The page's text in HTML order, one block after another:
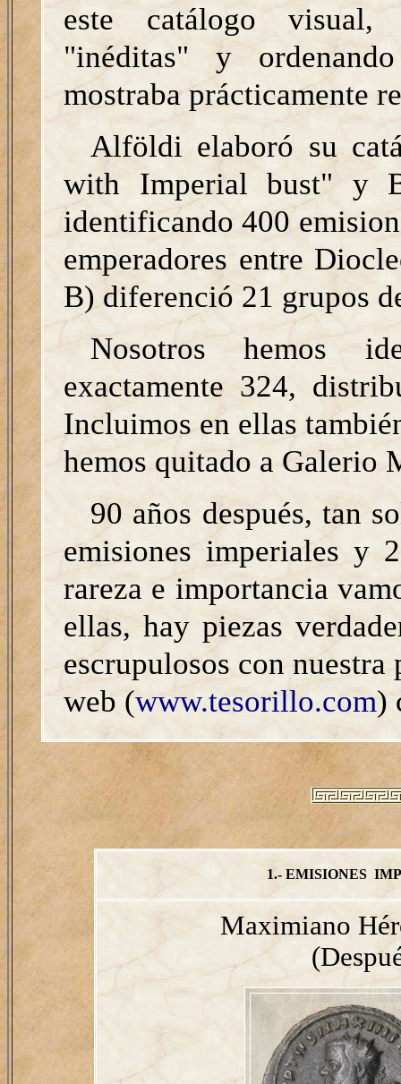
este catálogo visual,
"inéditas" y
mostraba prácticamente
Alföldi elaboró su
with Imperial bust" y
identificando 400
emperadores entre
B) diferenció 21 grupos
Nosotros hemos
exactamente 324,
Incluimos en ellas
hemos quitado a Galerio
90 años después, tan
emisiones imperiales y
rareza e importancia
ellas, hay piezas
escrupulosos con
web (www.tesorillo.com)
1.- EMISIONES
Maximiano